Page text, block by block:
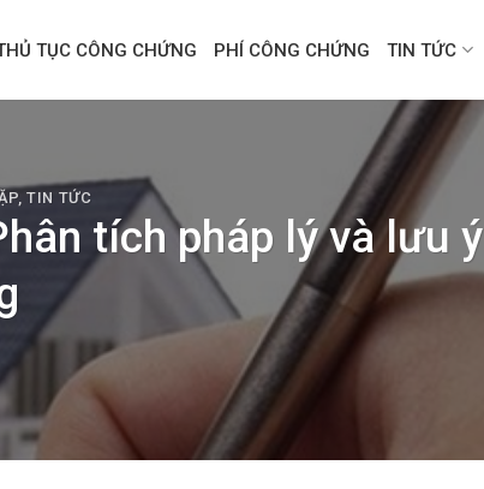
TỤC CÔNG CHỨNG PHÍ CÔNG CHỨNG TIN TỨC
,TIN TỨC
tích pháp lý và lưu